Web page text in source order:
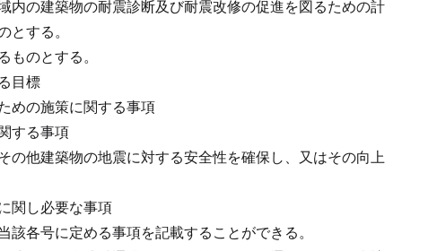
の建築物の耐震診断及び耐震改修の促進を図るための計
する。
のとする。
目標
めの施策に関する事項
する事項
の他建築物の地震に対する安全性を確保し、又はその向上
関し必要な事項
該各号に定める事項を記載することができる。